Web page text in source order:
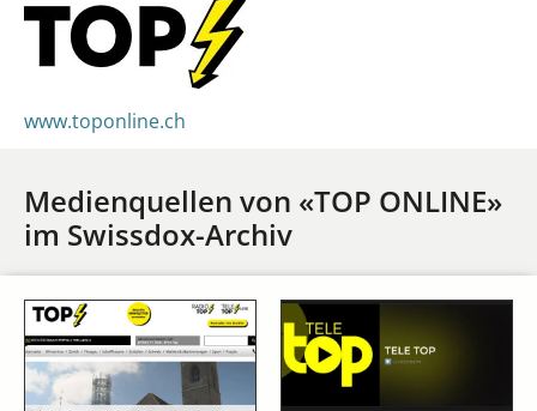
www.toponline.ch
Medienquellen von «TOP ONLINE»
im Swissdox-Archiv